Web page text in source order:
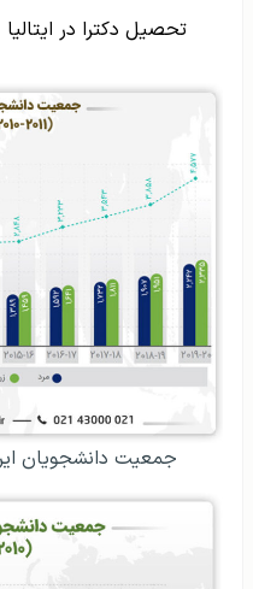
تحصیل دکترا در ایتالیا
جمعیت دانشجویان ایرانی در